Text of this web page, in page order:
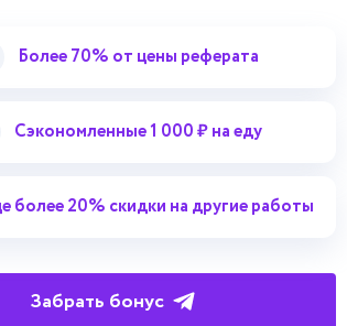
Форсированное испытание ЖРД
Более 70% от цены реферата
Сэкономленные 1 000 ₽ на еду
более 20% скидки на другие работы
Забрать бонус